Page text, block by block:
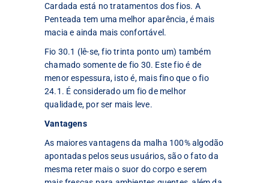
Cardada está no tratamentos dos fios. A
Penteada tem uma melhor aparência, é mais
macia e ainda mais confortável.
Fio 30.1 (lê-se, fio trinta ponto um) também
chamado somente de fio 30. Este fio é de
menor espessura, isto é, mais fino que o fio
24.1. É considerado um fio de melhor
qualidade, por ser mais leve.
Vantagens
As maiores vantagens da malha 100% algodão
apontadas pelos seus usuários, são o fato da
mesma reter mais o suor do corpo e serem